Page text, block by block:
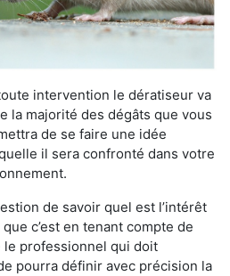
intervention le dératiseur va
la majorité des dégâts que vous
de se faire une idée
il sera confronté dans votre
de savoir quel est l’intérêt
c’est en tenant compte de
le professionnel qui doit
pourra définir avec précision la